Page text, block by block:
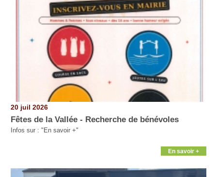
20 juil 2026
Fêtes de la Vallée - Recherche de bénévoles
Infos sur : "En savoir +"
En savoir +